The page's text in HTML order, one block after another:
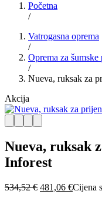
Početna
/
Vatrogasna oprema
/
Oprema za šumske
/
Nueva, ruksak za
Akcija
Nueva, ruksak
Inforest
534,52€ Izvorna
481,06 €Trenutna
Cijena